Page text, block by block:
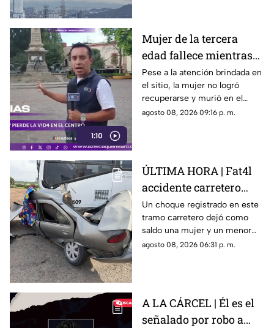
1:10
Mujer de la tercera
edad fallece mientras
caminaba por el Centro
de Querétaro
Pese a la atención brindada en
el sitio, la mujer no logró
recuperarse y murió en el
lugar.
agosto 08, 2026 09:16 p. m.
ÚLTIMA HORA | Fat4l
accidente carretero
deja una mujer y un
niño mu3rtos en San
Juan del Río
Un choque registrado en este
tramo carretero dejó como
saldo una mujer y un menor
sin vida, además de una
agosto 08, 2026 06:31 p. m.
A LA CÁRCEL | Él es el
señalado por robo a